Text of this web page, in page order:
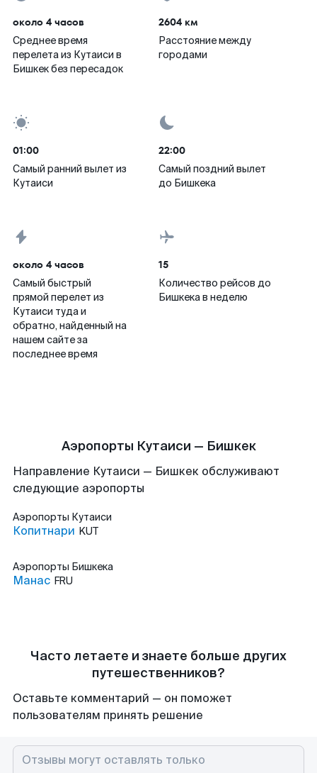
около 4 часов
Среднее время
перелета из Кутаиси в
Бишкек без пересадок
2604 км
Расстояние между
городами
01:00
Самый ранний вылет из
Кутаиси
22:00
Самый поздний вылет
до Бишкека
около 4 часов
Самый быстрый
прямой перелет из
Кутаиси туда и
обратно, найденный на
нашем сайте за
последнее время
15
Количество рейсов до
Бишкека в неделю
Аэропорты Кутаиси — Бишкек
Направление Кутаиси — Бишкек обслуживают
следующие аэропорты
Аэропорты Кутаиси
Копитнари KUT
Аэропорты Бишкека
Манас FRU
Часто летаете и знаете больше других
путешественников?
Оставьте комментарий — он поможет
пользователям принять решение